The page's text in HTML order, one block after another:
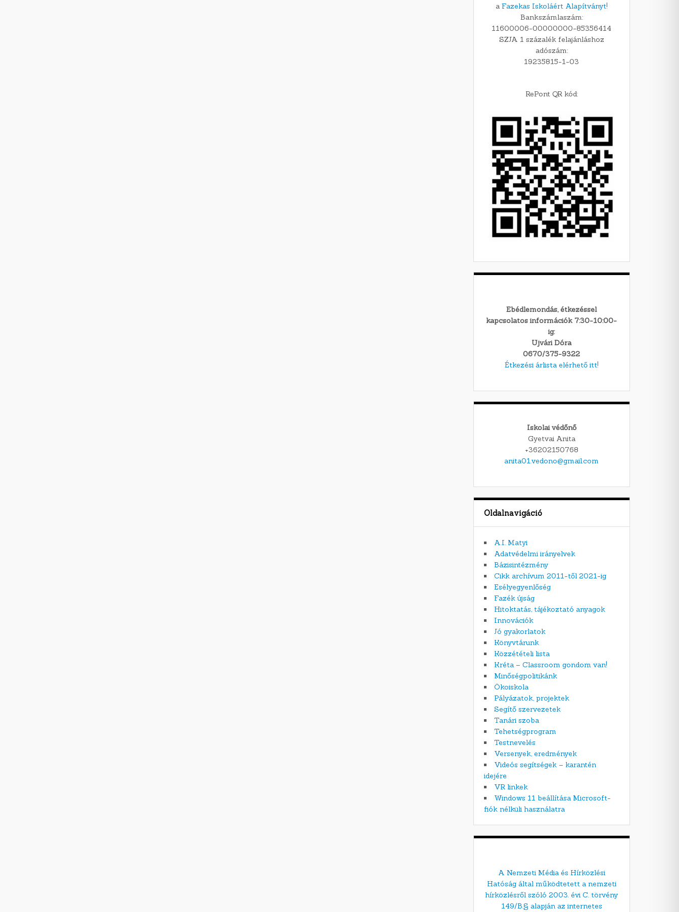
a Fazekas Iskoláért Alapítványt!
Bankszámlaszám:
11600006-00000000-85356414
SZJA 1 százalék felajánláshoz
adószám:
19235815-1-03
RePont QR kód:
Ebédlemondás, étkezéssel
kapcsolatos információk 7:30-10:00-
ig:
Ujvári Dóra
0670/375-9322
Étkezési árlista elérhető itt!
Iskolai védőnő
Gyetvai Anita
+36202150768
anita01.vedono@gmail.com
Oldalnavigáció
A.I. Matyi
Adatvédelmi irányelvek
Bázisintézmény
Cikk archívum 2011-től 2021-ig
Esélyegyenlőség
Fazék újság
Hitoktatás, tájékoztató anyagok
Innovációk
Jó gyakorlatok
Könyvtárunk
Közzétételi lista
Kréta – Classroom gondom van!
Minőségpolitikánk
Ökoiskola
Pályázatok, projektek
Segítő szervezetek
Tanári szoba
Tehetségprogram
Testnevelés
Versenyek, eredmények
Videós segítségek – karantén
idejére
VR linkek
Windows 11 beállítása Microsoft-
fiók nélküli használatra
A Nemzeti Média és Hírközlési
Hatóság által működtetett a nemzeti
hírközlésről szóló 2003. évi C. törvény
149/B.§ alapján az internetes